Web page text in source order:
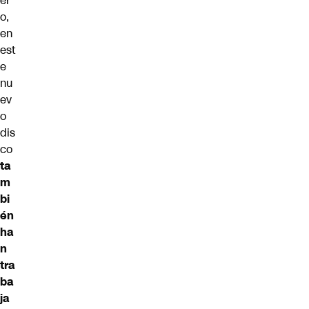
o,
en
est
e
nu
ev
o
dis
co
ta
m
bi
én
ha
n
tra
ba
ja